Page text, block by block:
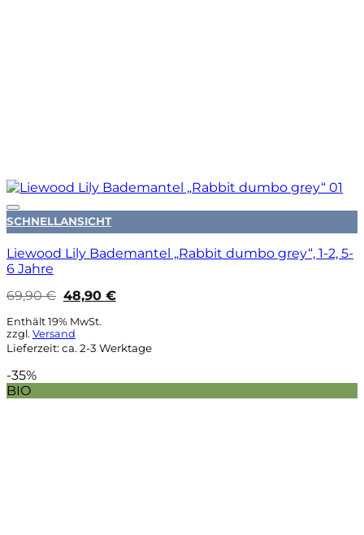
Auf die Wunschliste
SCHNELLANSICHT
Liewood Lily Bademantel „Rabbit dumbo grey“, 1-2, 5-
6 Jahre
69,90€ Ursprünglicher
Preis
war:
69,90 €
48,90 €Aktueller
Enthält 19% MwSt.
zzgl. Versand
Lieferzeit: ca. 2-3 Werktage
-35%
BIO